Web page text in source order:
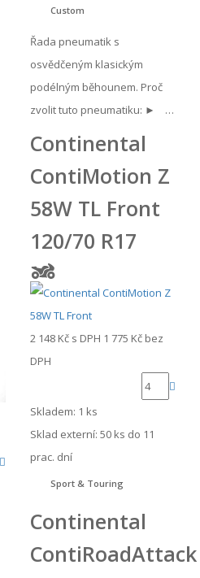
Custom
Řada pneumatik s
osvědčeným klasickým
podélným běhounem. Proč
zvolit tuto pneumatiku: ► …
Continental
ContiMotion Z
58W TL Front
120/70 R17
2 148 Kč s DPH 1 775 Kč bez
DPH
Skladem: 1 ks
Sklad externí: 50 ks do 11
prac. dní
Sport & Touring
Continental
ContiRoadAttack